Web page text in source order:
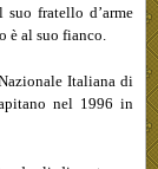
fratello d’arme
è al suo fianco.
Italiana di
nel 1996 in